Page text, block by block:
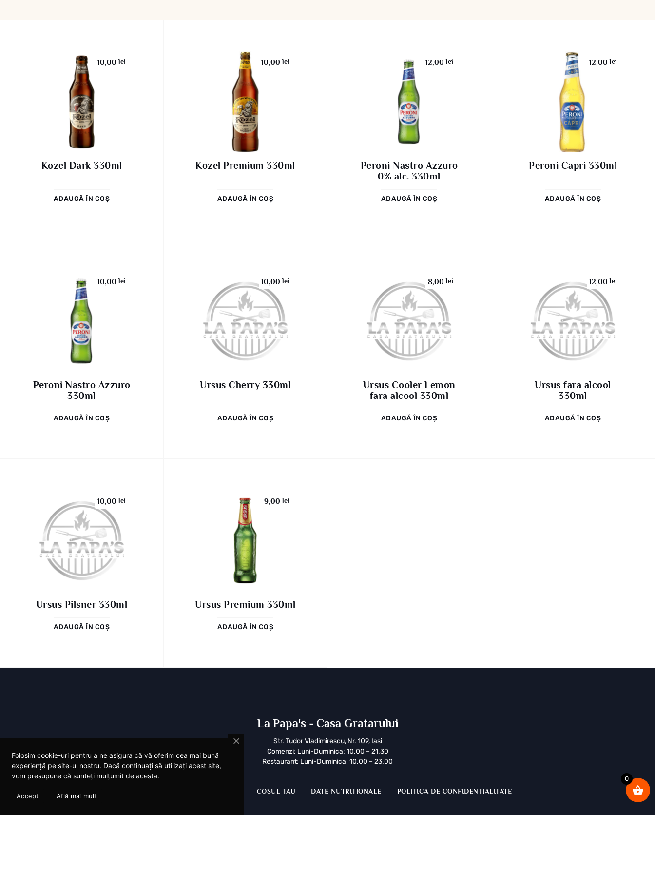
10,00lei
Kozel Dark 330ml
ADAUGĂ ÎN COȘ
10,00lei
Kozel Premium 330ml
ADAUGĂ ÎN COȘ
12,00lei
Peroni Nastro Azzuro
0% alc. 330ml
ADAUGĂ ÎN COȘ
12,00lei
Peroni Capri 330ml
ADAUGĂ ÎN COȘ
10,00lei
Peroni Nastro Azzuro
330ml
ADAUGĂ ÎN COȘ
10,00lei
Ursus Cherry 330ml
ADAUGĂ ÎN COȘ
8,00lei
Ursus Cooler Lemon
fara alcool 330ml
ADAUGĂ ÎN COȘ
12,00lei
Ursus fara alcool
330ml
ADAUGĂ ÎN COȘ
10,00lei
Ursus Pilsner 330ml
ADAUGĂ ÎN COȘ
9,00lei
Ursus Premium 330ml
ADAUGĂ ÎN COȘ
La Papa's - Casa Gratarului
Str. Tudor Vladimirescu, Nr. 109, Iasi
Comenzi: Luni-Duminica: 10.00 – 21.30
Restaurant: Luni-Duminica: 10.00 – 23.00
COSUL TAU DATE NUTRITIONALE POLITICA DE CONFIDENTIALITATE
0
Folosim cookie-uri pentru a ne asigura că vă oferim cea mai bună
experiență pe site-ul nostru. Dacă continuați să utilizați acest site,
vom presupune că sunteți mulțumit de acesta.
Accept Află mai mult